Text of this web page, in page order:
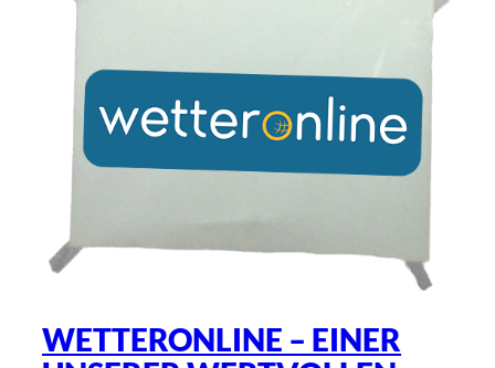
WETTERONLINE – EINER